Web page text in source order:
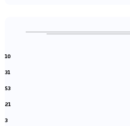
10
31
53
21
3